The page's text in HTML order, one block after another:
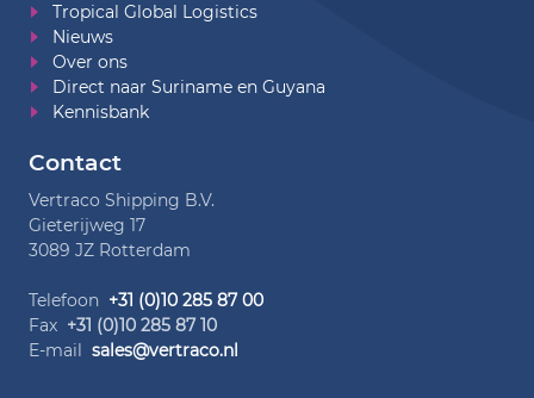
Tropical Global Logistics
Nieuws
Over ons
Direct naar Suriname en Guyana
Kennisbank
Contact
Vertraco Shipping B.V.
Gieterijweg 17
3089 JZ Rotterdam
Telefoon +31 (0)10 285 87 00
Fax +31 (0)10 285 87 10
E-mail
sales@vertraco.nl